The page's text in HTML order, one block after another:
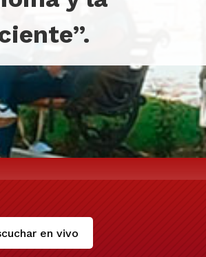
.
en vivo